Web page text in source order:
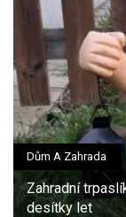
Dům A Zahrada
Zahradní
desítky let